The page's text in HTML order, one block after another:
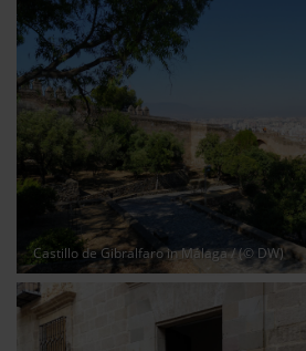
Castillo de Gibralfaro in Málaga/ (© DW)